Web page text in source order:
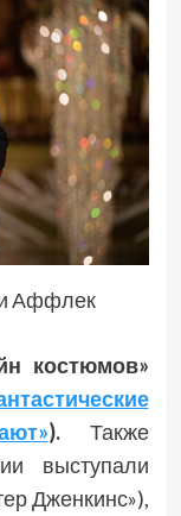
Аффлек
костюмов»
). Также
выступали
Дженкинс»),